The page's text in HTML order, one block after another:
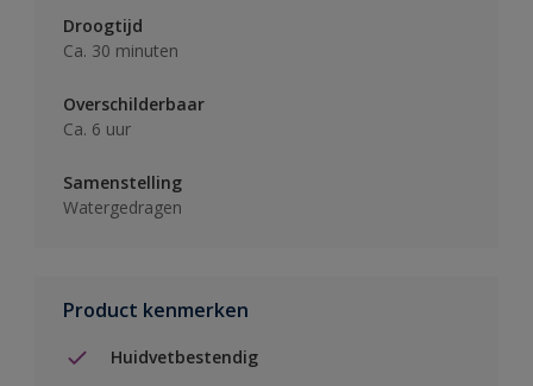
Droogtijd
Ca. 30 minuten
Overschilderbaar
Ca. 6 uur
Samenstelling
Watergedragen
Product kenmerken
Huidvetbestendig